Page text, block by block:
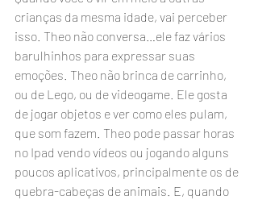
crianças da mesma idade, vai perceber
isso. Theo não conversa…ele faz vários
barulhinhos para expressar suas
emoções. Theo não brinca de carrinho,
ou de Lego, ou de videogame. Ele gosta
de jogar objetos e ver como eles pulam,
que som fazem. Theo pode passar horas
no Ipad vendo vídeos ou jogando alguns
poucos aplicativos, principalmente os de
quebra-cabeças de animais. E, quando